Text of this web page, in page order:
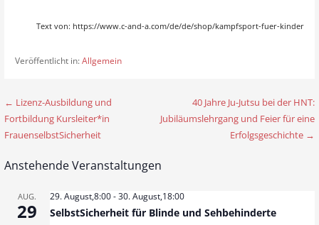
Text von: https://www.c-and-a.com/de/de/shop/kampfsport-fuer-kinder
Veröffentlicht in:Allgemein
B
e
i
← Lizenz-Ausbildung und
Fortbildung Kursleiter*in
FrauenselbstSicherheit
40 Jahre Ju-Jutsu bei der HNT:
Jubiläumslehrgang und Feier für eine
Erfolgsgeschichte →
Anstehende Veranstaltungen
AUG.
29
29. August,8:00-30. August,18:00
SelbstSicherheit für Blinde und Sehbehinderte